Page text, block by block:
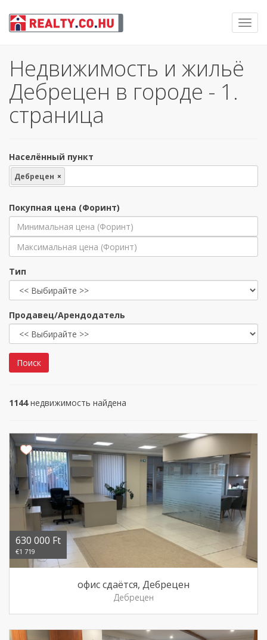
Недвижимость и жильё
Дебрецен в городе - 1.
страница
Населённый пункт
Дебрецен ×
Покупная цена (Форинт)
Тип
Продавец/Арендодатель
Поиск
1144недвижимость найдена
630 000 Ft
€1 719
офис сдаётся, Дебрецен
Дебрецен